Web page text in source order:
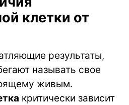
клетки от
результаты,
называть свое
живым.
критически зависит